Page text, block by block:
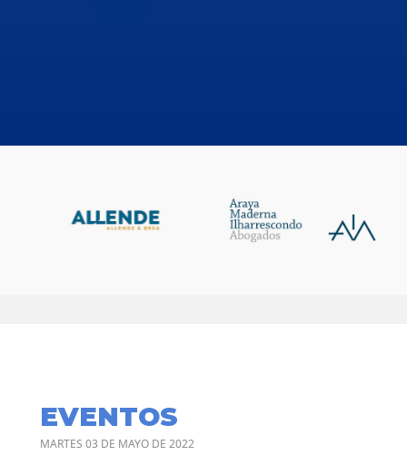
EVENTOS
MARTES 03 DE MAYO DE 2022